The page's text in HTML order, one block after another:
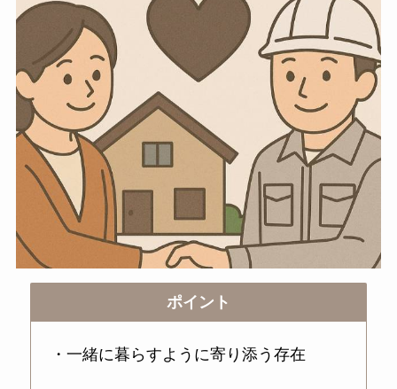
ポイント
・一緒に暮らすように寄り添う存在